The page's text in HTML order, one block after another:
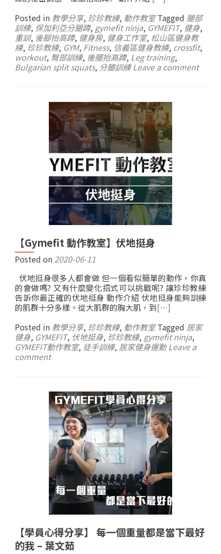
Posted in 教學分享, 珍珍教練, 動作教室 Tagged 腿部
訓練, 保加利亞分腿蹲, gymefit ninja, GYMEFIT, 健身,
重訓, 後腳抬高蹲, 健身房, 健身工作室, 松山區健身教
練, 珍珍教練, GYM, Fitness, 信義區健身教練, crossfit,
workout, 臀部訓練, 後腿抬高蹲, Leg training,
Bulgarian split squats, 分腿訓練 Leave a comment
【Gymefit 動作教室】伏地挺身
Posted on 2020-06-11
伏地挺身很多人都會做 但一個看似簡單的動作，你真
的會做嗎? 又有什麼變化招式可以挑戰呢? 讓珍珍教練
告訴你最正確的伏地挺身 動作介紹 伏地挺身能夠訓練
的肌群十分多樣。從大肌群的胸大肌，到[…]
Posted in 教學分享, 珍珍教練, 動作教室 Tagged 居家
健身, GYMEFIT, 伏地挺身, 珍珍教練, gymefit ninja,
GYMEFIT動作教室, 徒手訓練, 居家健身運動 Leave a
comment
【學員心得分享】 每一個重量都是當下最好
的我 – 葉文茹